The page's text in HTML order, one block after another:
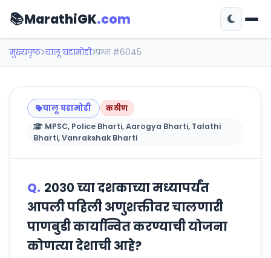
📚MarathiGK.com
मुख्यपृष्ठ चालू घडामोडी प्रश्न #6045
चालू घडामोडी
कठीण
MPSC, Police Bharti, Aarogya Bharti, Talathi
Bharti, Vanrakshak Bharti
Q. २०३० च्या दशकाच्या मध्यापर्यंत
आपली पहिली अणुशक्तीवर चालणारी
पाणबुडी कार्यान्वित करण्याची योजना
कोणत्या देशाची आहे?